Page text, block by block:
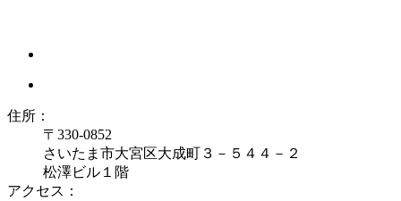
住所：
〒330-0852
さいたま市大宮区大成町３－５４４－２
松澤ビル１階
アクセス：